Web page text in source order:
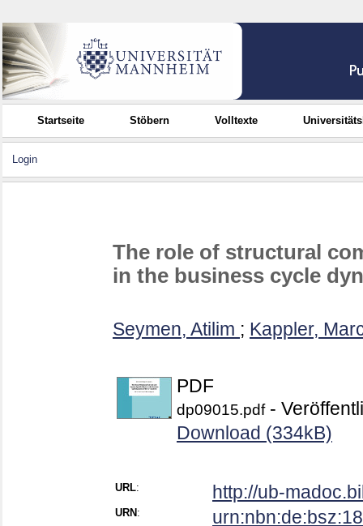
Startseite Stöbern Volltexte
Login
The role of structural
in the business cycle
Seymen, Atilim ; Kappler,
PDF
dp09015.pdf-
Download (334kB)
URL: http://ub-
URN :